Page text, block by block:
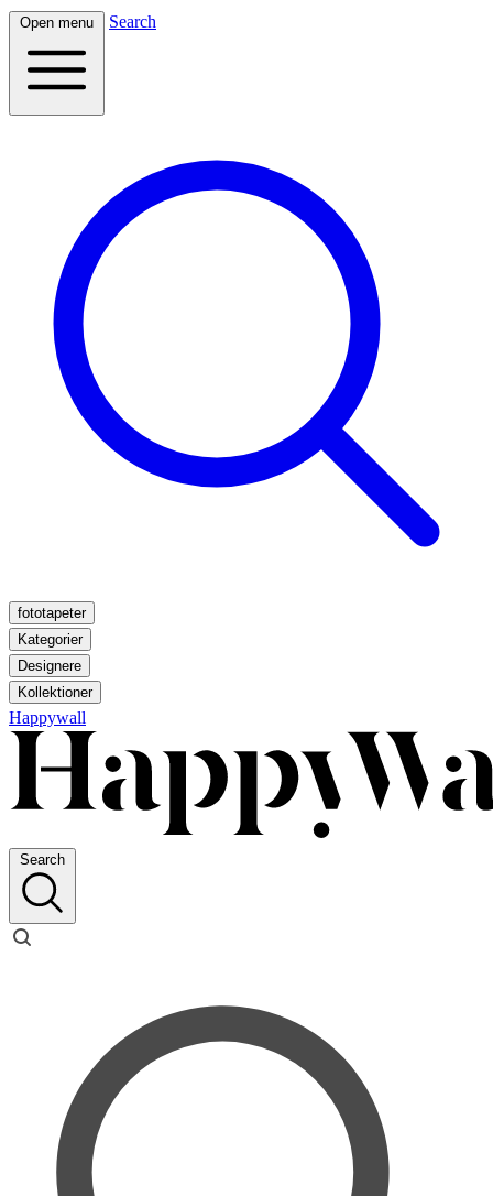
Open menu Search
fototapeter
Kategorier
Designere
Kollektioner
Happywall
Search